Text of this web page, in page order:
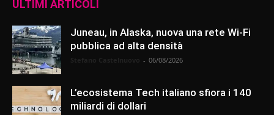
ULTIMI ARTICOLI
Juneau, in Alaska, nuova una rete Wi-Fi
pubblica ad alta densità
- 06/08/2026
L’ecosistema Tech italiano sfiora i 140
miliardi di dollari